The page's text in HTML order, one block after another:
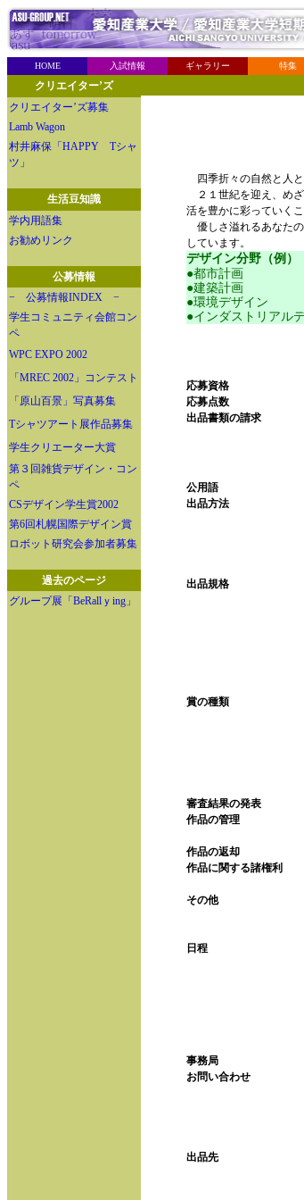
HOME 入試情報 ギャラリー 特集
クリエイター’ズ
クリエイター’ズ募集
Lamb Wagon
村井麻保「HAPPY Tシャ
ツ」
生活豆知識
学内用語集
お勧めリンク
公募情報
− 公募情報INDEX −
学生コミュニティ会館コン
ペ
WPC EXPO 2002
「MREC 2002」コンテスト
「原山百景」写真募集
Tシャツアート展作品募集
学生クリエーター大賞
第３回雑貨デザイン・コン
ペ
CSデザイン学生賞2002
第6回札幌国際デザイン賞
ロボット研究会参加者募集
過去のページ
グループ展「BeRallｙing」
四季折々の自然と人と
２１世紀を迎え、めざ
活を豊かに彩っていくこ
優しさ溢れるあなたの
しています。
デザイン分野（例）
●都市計画
●建築計画
●環境デザイン
●インダストリアル
応募資格
応募点数
出品書類の請求
公用語
出品方法
出品規格
賞の種類
審査結果の発表
作品の管理
作品の返却
作品に関する諸権利
その他
日程
事務局
お問い合わせ
出品先